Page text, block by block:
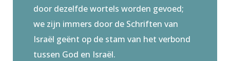
door dezelfde wortels worden gevoed;
we zijn immers door de Schriften van
Israël geënt op de stam van het verbond
tussen God en Israël.